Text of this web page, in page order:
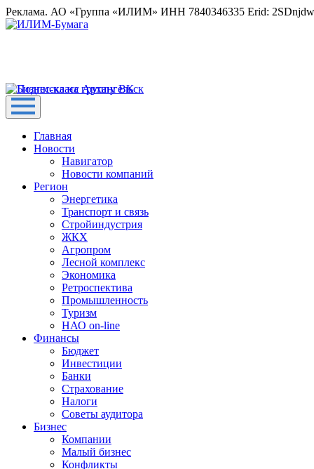
Реклама. АО «Группа «ИЛИМ» ИНН 7840346335 Erid:
Главная
Новости
Навигатор
Новости компаний
Регион
Энергетика
Транспорт и связь
Стройиндустрия
ЖКХ
Агропром
Лесной комплекс
Экономика
Ретроспектива
Промышленность
Туризм
НАО on-line
Финансы
Бюджет
Инвестиции
Банки
Страхование
Налоги
Советы аудитора
Бизнес
Компании
Малый бизнес
Конфликты